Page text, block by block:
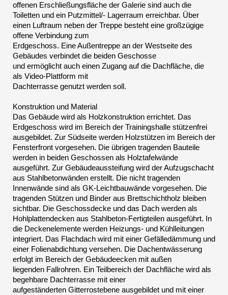
offenen Erschließungsfläche der Galerie sind auch die
Toiletten und ein Putzmittel/- Lagerraum erreichbar. Über
einen Luftraum neben der Treppe besteht eine großzügige
offene Verbindung zum
Erdgeschoss. Eine Außentreppe an der Westseite des
Gebäudes verbindet die beiden Geschosse
und ermöglicht auch einen Zugang auf die Dachfläche, die
als Video-Plattform mit
Dachterrasse genutzt werden soll.
Konstruktion und Material
Das Gebäude wird als Holzkonstruktion errichtet. Das
Erdgeschoss wird im Bereich der Trainingshalle stützenfrei
ausgebildet. Zur Südseite werden Holzstützen im Bereich der
Fensterfront vorgesehen. Die übrigen tragenden Bauteile
werden in beiden Geschossen als Holztafelwände
ausgeführt. Zur Gebäudeaussteifung wird der Aufzugschacht
aus Stahlbetonwänden erstellt. Die nicht tragenden
Innenwände sind als GK-Leichtbauwände vorgesehen. Die
tragenden Stützen und Binder aus Brettschichtholz bleiben
sichtbar. Die Geschossdecke und das Dach werden als
Hohlplattendecken aus Stahlbeton-Fertigteilen ausgeführt. In
die Deckenelemente werden Heizungs- und Kühlleitungen
integriert. Das Flachdach wird mit einer Gefälledämmung und
einer Folienabdichtung versehen. Die Dachentwässerung
erfolgt im Bereich der Gebäudeecken mit außen
liegenden Fallrohren. Ein Teilbereich der Dachfläche wird als
begehbare Dachterrasse mit einer
aufgeständerten Gitterrostebene ausgebildet und mit einer